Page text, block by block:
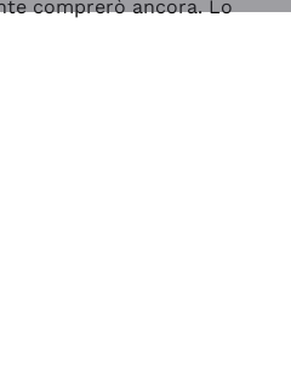
comprerò ancora. Lo